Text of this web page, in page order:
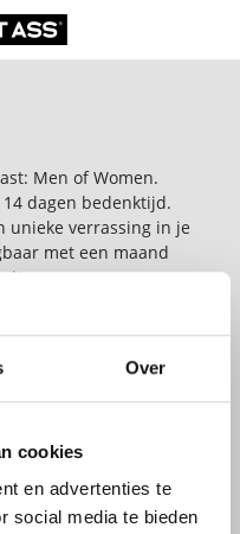
Over
cookies
en advertenties te
social media te bieden
Men of Women.
dagen bedenktijd.
unieke verrassing in je
met een maand
it.